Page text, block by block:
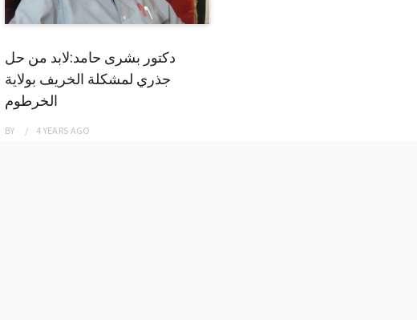
دكتور بشرى حامد:لابد من حل
جذري لمشكلة الخريف بولاية
الخرطوم
BY 4 YEARS AGO